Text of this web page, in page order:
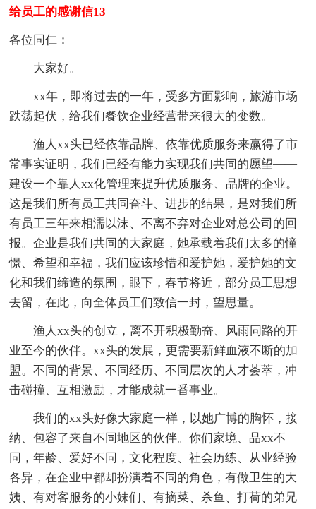
给员工的感谢信13
各位同仁：
大家好。
xx年，即将过去的一年，受多方面影响，旅游市场
跌荡起伏，给我们餐饮企业经营带来很大的变数。
渔人xx头已经依靠品牌、依靠优质服务来赢得了市
常事实证明，我们已经有能力实现我们共同的愿望——
建设一个靠人xx化管理来提升优质服务、品牌的企业。
这是我们所有员工共同奋斗、进步的结果，是对我们所
有员工三年来相濡以沫、不离不弃对企业对总公司的回
报。企业是我们共同的大家庭，她承载着我们太多的憧
憬、希望和幸福，我们应该珍惜和爱护她，爱护她的文
化和我们缔造的氛围，眼下，春节将近，部分员工思想
去留，在此，向全体员工们致信一封，望思量。
渔人xx头的创立，离不开积极勤奋、风雨同路的开
业至今的伙伴。xx头的发展，更需要新鲜血液不断的加
盟。不同的背景、不同经历、不同层次的人才荟萃，冲
击碰撞、互相激励，才能成就一番事业。
我们的xx头好像大家庭一样，以她广博的胸怀，接
纳、包容了来自不同地区的伙伴。你们家境、品xx不
同，年龄、爱好不同，文化程度、社会历练、从业经验
各异，在企业中都却扮演着不同的角色，有做卫生的大
姨、有对客服务的小妹们、有摘菜、杀鱼、打荷的弟兄